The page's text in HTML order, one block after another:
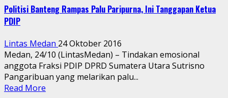
Politisi Banteng Rampas Palu Paripurna, Ini Tanggapan Ketua
PDIP
Lintas Medan 24 Oktober 2016
Medan, 24/10 (LintasMedan) – Tindakan emosional
anggota Fraksi PDIP DPRD Sumatera Utara Sutrisno
Pangaribuan yang melarikan palu...
Read More